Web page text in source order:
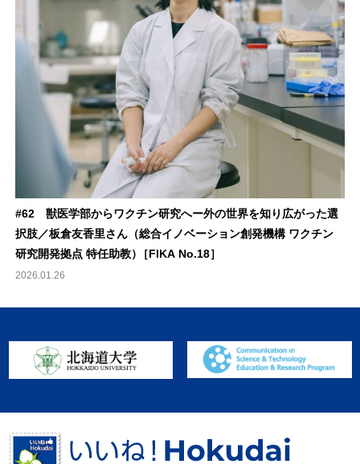
#62 獣医学部からワクチン研究へー外の世界を知り広がった選
択肢／板倉友香里さん（総合イノベーション創発機構 ワクチン
研究開発拠点 特任助教） ［FIKA No.18］
2026.01.26